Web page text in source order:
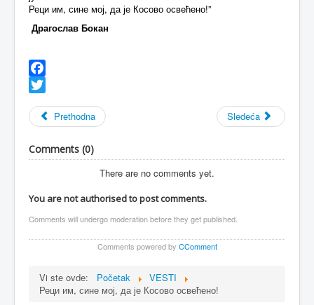
Реци им, сине мој, да је Косово освећено!”
Драгослав Бокан
Facebook
Prethodna
Sledeća
Comments (0)
There are no comments yet.
You are not authorised to post comments.
Comments will undergo moderation before they get published.
Comments powered by CComment
Vi ste ovde: Početak
VESTI
Реци им, сине мој, да је Косово освећено!